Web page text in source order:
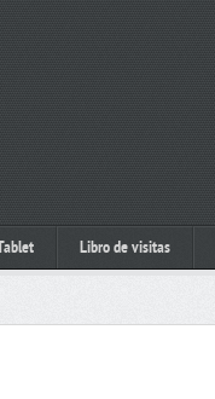
Libro de visitas